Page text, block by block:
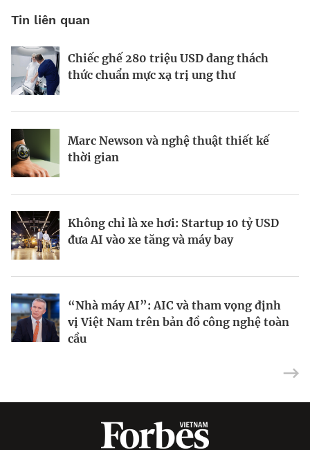
Tin liên quan
Chiếc ghế 280 triệu USD đang thách
thức chuẩn mực xạ trị ung thư
Marc Newson và nghệ thuật thiết kế
thời gian
Không chỉ là xe hơi: Startup 10 tỷ USD
đưa AI vào xe tăng và máy bay
“Nhà máy AI”: AIC và tham vọng định
vị Việt Nam trên bản đồ công nghệ toàn
cầu
Khi Harvard và Ivy League trở thành
mục tiêu cắt giảm ngân sách của
Startup Apex và kỷ nguyên sản xuất vệ
tinh hàng loạt
Kinh Bắc gia nhập lĩnh vực AI với dự án
tỷ đô
Dùng nợ xây đế chế AI: Chiến lược táo
bạo của CoreWeave
Vì sao AI đang hồi sinh ngành năng
lượng hạt nhân toàn cầu?
Từ startup tí hon tại Ba Lan đến đế chế
AI 6,6 tỷ USD
Doanh nhân Ukraine biến ứng dụng học
tập Headway thành hiện tượng toàn cầu
Tại sao IBM dồn toàn lực vào máy tính
lượng tử?